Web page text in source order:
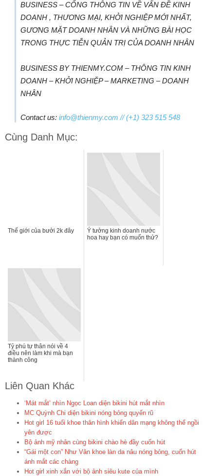
BUSINESS – CỔNG THÔNG TIN VỀ VẤN ĐỀ KINH
DOANH , THƯƠNG MẠI, KHỞI NGHIỆP MỚI NHẤT,
GƯƠNG MẶT DOANH NHÂN VÀ NHỮNG BÀI HỌC
TRONG THỰC TIỄN QUẢN TRỊ CỦA DOANH NHÂN
BUSINESS BY THIENMY.COM – THÔNG TIN KINH
DOANH – KHỞI NGHIỆP – MARKETING – DOANH
NHÂN
Contact us: info@thienmy.com // (+1) 323 515 548
Cùng Danh Mục:
Thế giới của bưởi 2k đây
Ý tưởng kinh doanh nước
hoa hay bạn có muốn thử?
Tỷ phú tự thân nói về 4
điều nên làm khi mà bạn
thành công
Liên Quan Khác
‘Mát mắt’ nhìn Ngọc Loan diện bikini hút mắt nhìn
MC Quỳnh Chi diện bikini nóng bỏng quyến rũ
Hot girl 16 tuổi khoe thân hình khiến dân mạng không thể ngồi
yên được
Bộ ảnh mỹ nhân cùng bikini chào hè đầy cuốn hút
“Gái một con” Như Vân khoe làn da nâu nóng bỏng, cuốn hút
ánh mắt các chàng
Hot girl xinh xắn với bộ ảnh siêu kute của mình